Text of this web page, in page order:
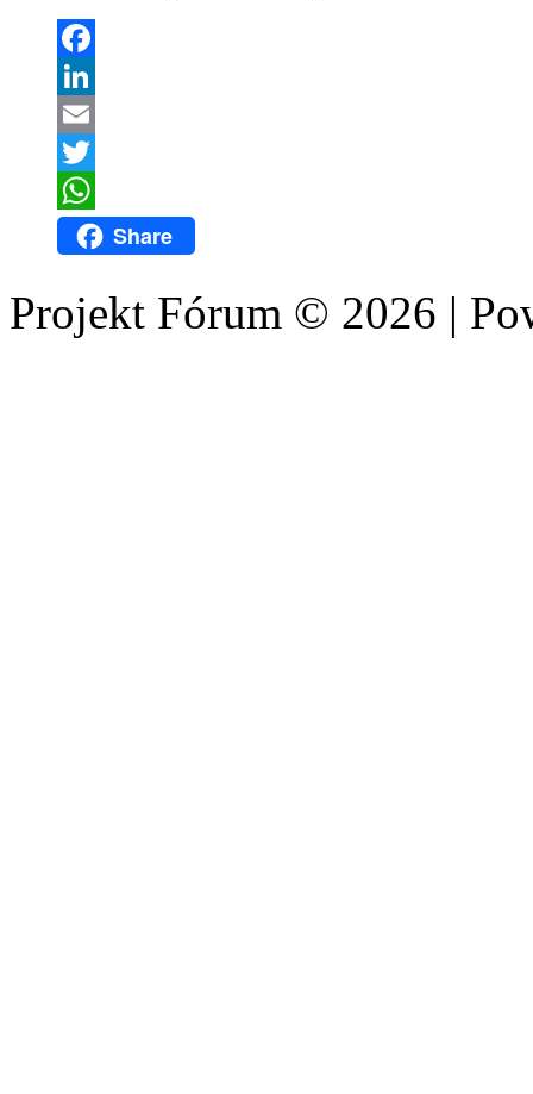
Facebook
LinkedIn
Email
Twitter
WhatsAppShare
Projekt Fórum © 2026 |